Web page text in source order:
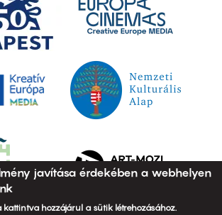
javítása érdekében a webhelyen
kattintva hozzájárul a sütik létrehozásához.